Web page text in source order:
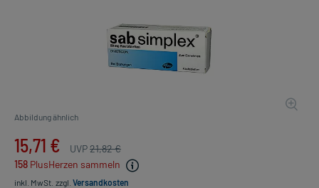
Abbildung ähnlich
15,71 € UVP21,82 €
158 PlusHerzen sammeln
inkl. MwSt. zzgl. Versandkosten